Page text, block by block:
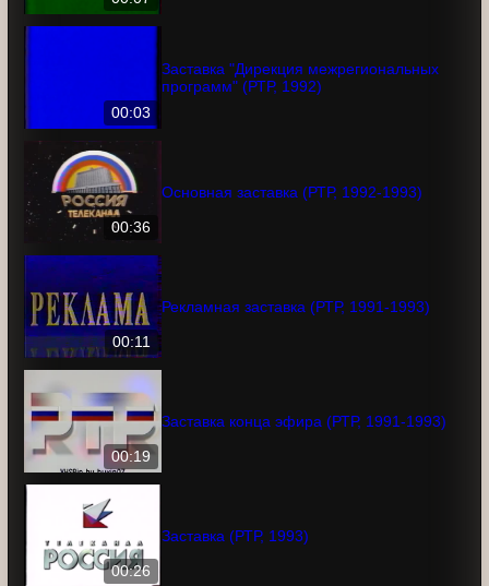
00:07
00:03
Заставка "Дирекция межрегиональных
00:36
00:11
00:19